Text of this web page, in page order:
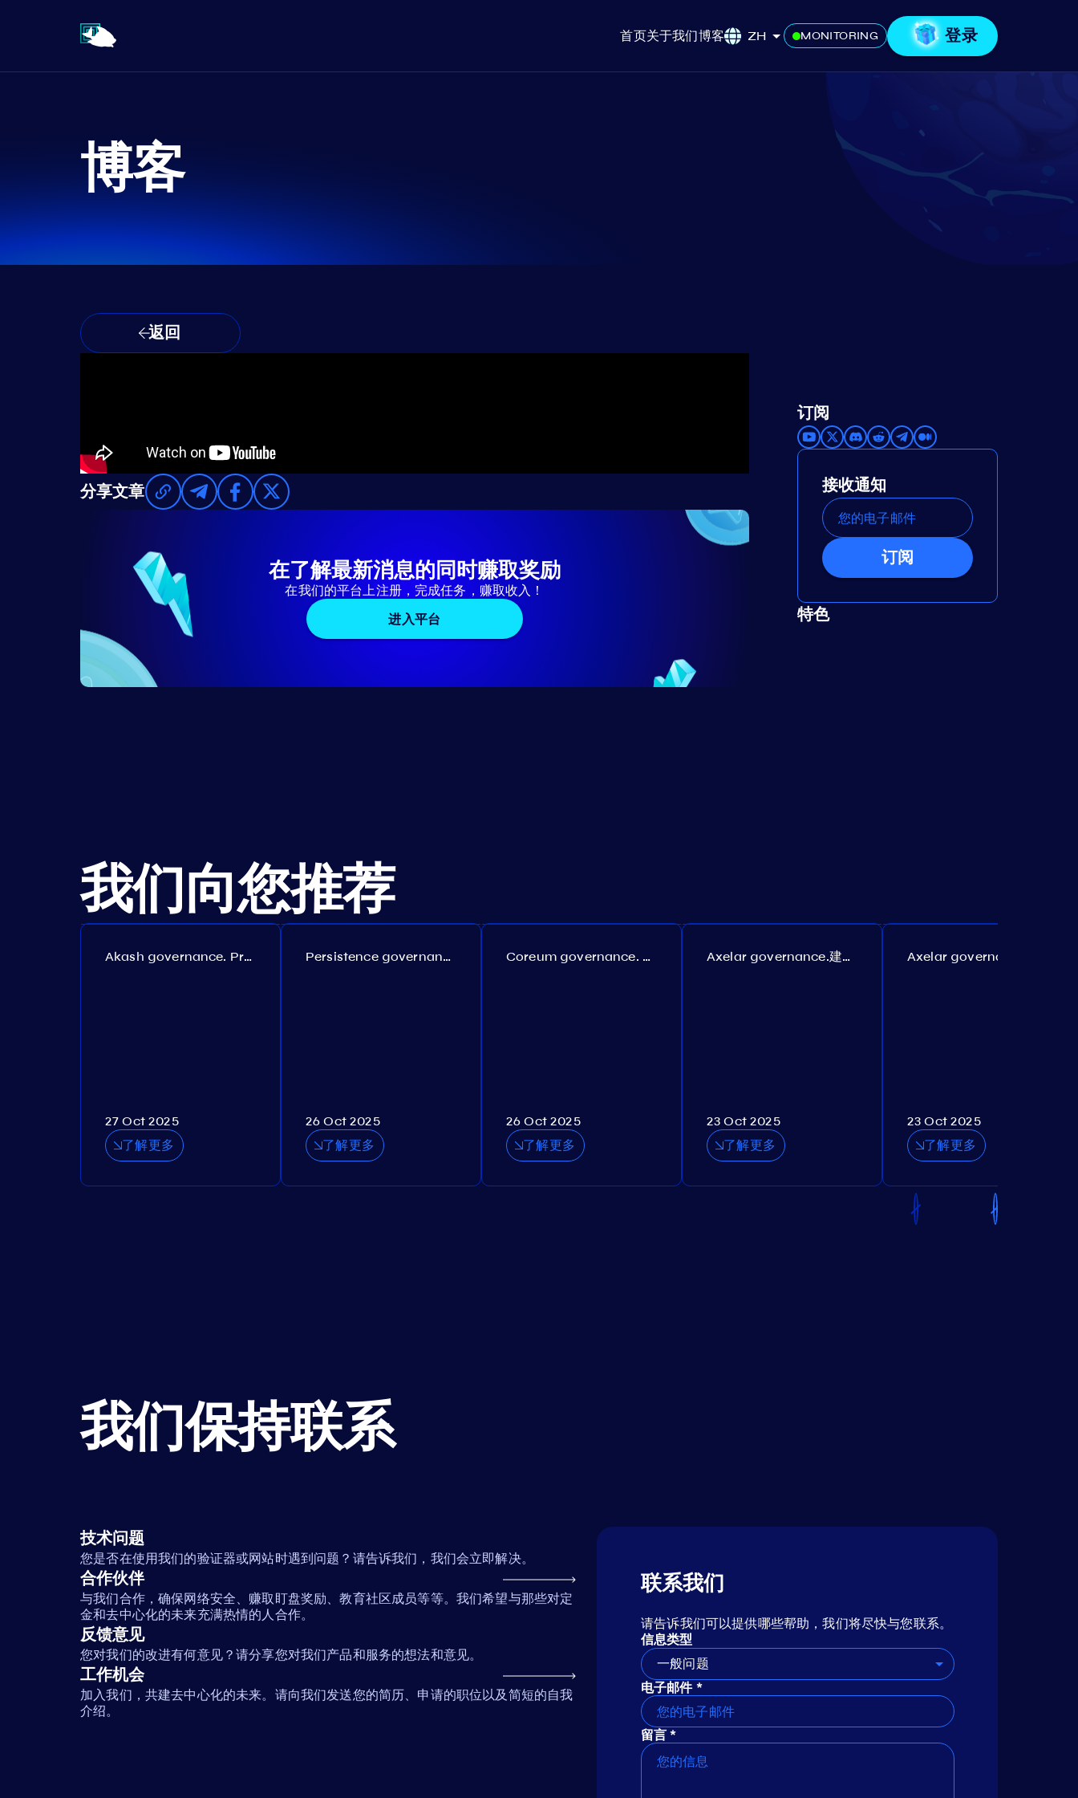
首页关于我们博客 ZH MONITORING 登录
博客
返回
分享文章
在了解最新消息的同时赚取奖励
在我们的平台上注册，完成任务，赚取收入！
进入平台
订阅
接收通知
订阅
特色
我们向您推荐
Akash governance. Proposal №308
27 Oct 2025
了解更多
Persistence governance. Proposal №150
26 Oct 2025
了解更多
Coreum governance. Proposal №22
26 Oct 2025
了解更多
Axelar governance.建议 385
23 Oct 2025
了解更多
23 Oct 2025
了解更多
我们保持联系
技术问题
您是否在使用我们的验证器或网站时遇到问题？请告诉我们，我们会立即解决。
合作伙伴
与我们合作，确保网络安全、赚取盯盘奖励、教育社区成员等等。我们希望与那些对定
金和去中心化的未来充满热情的人合作。
反馈意见
您对我们的改进有何意见？请分享您对我们产品和服务的想法和意见。
工作机会
加入我们，共建去中心化的未来。请向我们发送您的简历、申请的职位以及简短的自我
介绍。
联系我们
请告诉我们可以提供哪些帮助，我们将尽快与您联系。
信息类型
一般问题
电子邮件 *
留言 *